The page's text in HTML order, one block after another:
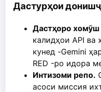
Дастурҳои
Дастҳоро хомӯш
калидҳои API ва
кунед -Gemini
RED -ро идора
Интизоми репо.
асоси миссия